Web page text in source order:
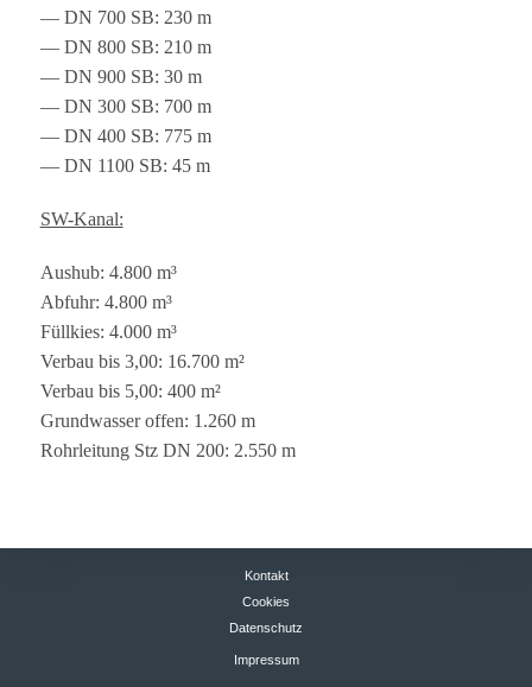
— DN 700 SB: 230 m
— DN 800 SB: 210 m
— DN 900 SB: 30 m
— DN 300 SB: 700 m
— DN 400 SB: 775 m
— DN 1100 SB: 45 m
SW-Kanal:
Aus­hub: 4.800 m³
Abfuhr: 4.800 m³
Füll­kies: 4.000 m³
Ver­bau bis 3,00: 16.700 m²
Ver­bau bis 5,00: 400 m²
Grund­was­ser offen: 1.260 m
Rohr­lei­tung Stz DN 200: 2.550 m
Kontakt
Cookies
Datenschutz
Impressum